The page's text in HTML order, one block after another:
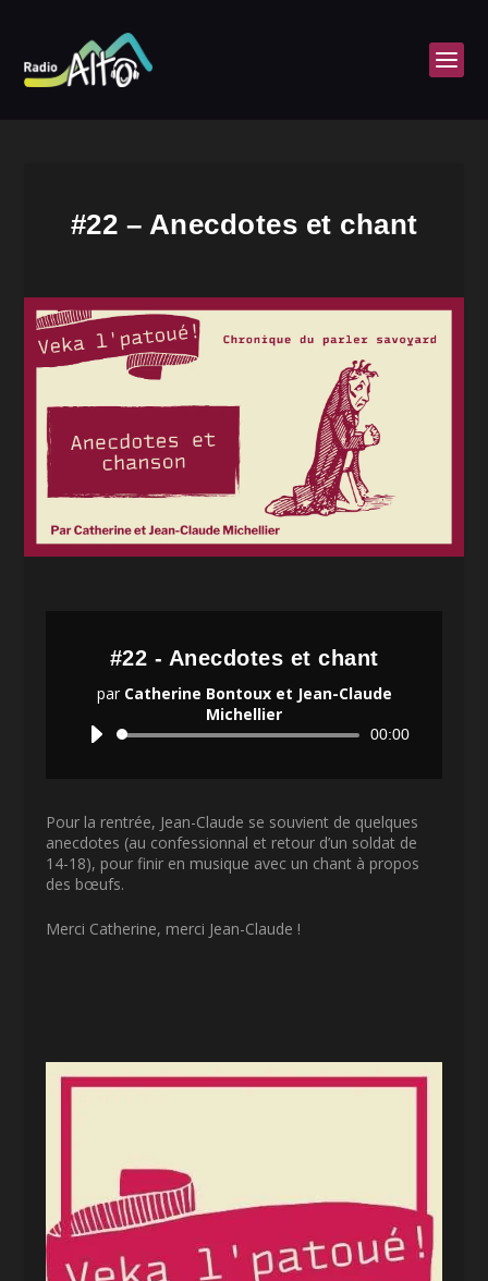
#22 – Anecdotes et chant
#22 - Anecdotes et chant
par Catherine Bontoux et Jean-Claude
Michellier
Lecteur
00:00
Pour la rentrée, Jean-Claude se souvient de quelques
anecdotes (au confessionnal et retour d’un soldat de
14-18), pour finir en musique avec un chant à propos
des bœufs.
Merci Catherine, merci Jean-Claude !